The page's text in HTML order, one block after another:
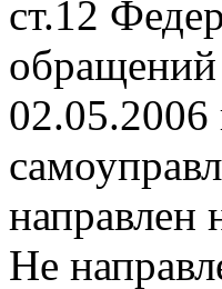
ст.12
02.05.2006
направлен
Не